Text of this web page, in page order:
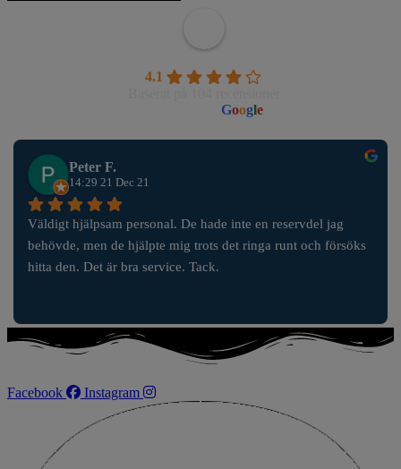
4.1
Google
Peter F.
14:29 21 Dec 21
Väldigt hjälpsam personal. De hade inte en reservdel jag
behövde, men de hjälpte mig trots det ringa runt och försöks
hitta den. Det är bra service. Tack.
Facebook Instagram